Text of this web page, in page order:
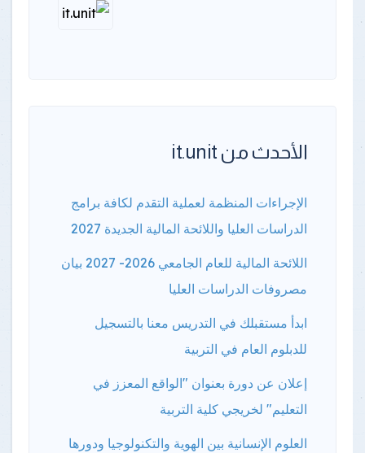
الأحدث من it.unit
الإجراءات المنظمة لعملية التقدم لكافة برامج
الدراسات العليا واللائحة المالية الجديدة 2027
اللائحة المالية للعام الجامعي 2026- 2027 بيان
مصروفات الدراسات العليا
ابدأ مستقبلك في التدريس معنا بالتسجيل
للدبلوم العام في التربية
إعلان عن دورة بعنوان "الواقع المعزز في
التعليم" لخريجي كلية التربية
العلوم الإنسانية بين الهوية والتكنولوجيا ودورها